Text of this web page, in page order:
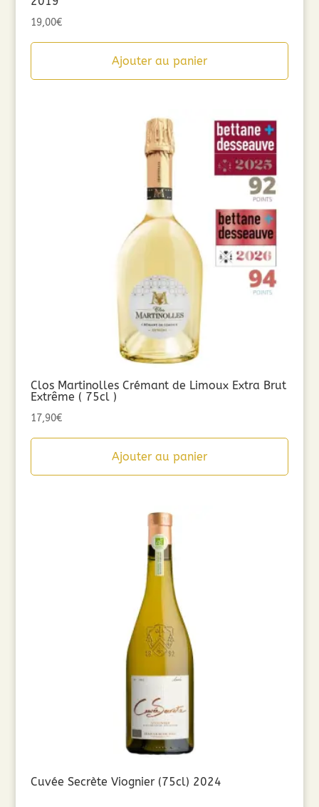
19,00€
Ajouter au panier
Clos Martinolles Crémant de Limoux Extra Brut
Extrême ( 75cl )
17,90€
Ajouter au panier
Cuvée Secrète Viognier (75cl) 2024